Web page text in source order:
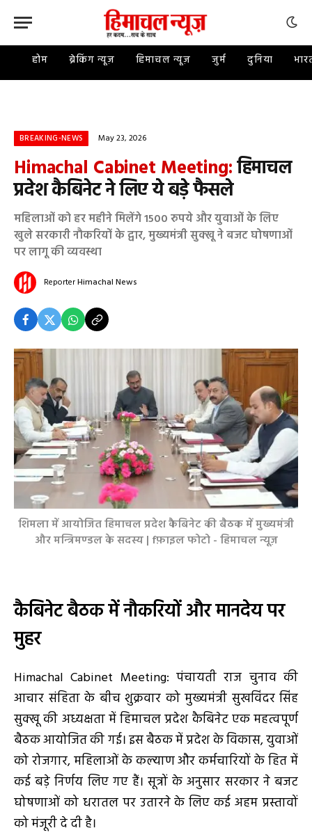
होम ब्रेकिंग न्यूज़ हिमाचल न्यूज़ जुर्म दुनिया
BREAKING-NEWS May 23, 2026
Himachal Cabinet Meeting:हिमाचल
प्रदेश कैबिनेट ने लिए ये बड़े फैसले
महिलाओं को हर महीने मिलेंगे 1500 रुपये और युवाओं के लिए
खुले सरकारी नौकरियों के द्वार, मुख्यमंत्री सुक्खू ने बजट घोषणाओं
पर लागू की व्यवस्था
ReporterHimachal News
शिमला में आयोजित हिमाचल प्रदेश कैबिनेट की बैठक में मुख्यमंत्री
और मन्त्रिमण्डल के सदस्य | fफ़ाइल फोटो - हिमाचल न्यूज़
कैबिनेट बैठक में नौकरियों और मानदेय पर
मुहर
Himachal Cabinet Meeting: पंचायती राज चुनाव की
आचार संहिता के बीच शुक्रवार को मुख्यमंत्री सुखविंदर सिंह
सुक्खू की अध्यक्षता में हिमाचल प्रदेश कैबिनेट एक महत्वपूर्ण
बैठक आयोजित की गई। इस बैठक में प्रदेश के विकास, युवाओं
को रोजगार, महिलाओं के कल्याण और कर्मचारियों के हित में
कई बड़े निर्णय लिए गए हैं। सूत्रों के अनुसार सरकार ने बजट
घोषणाओं को धरातल पर उतारने के लिए कई अहम प्रस्तावों
को मंजूरी दे दी है।